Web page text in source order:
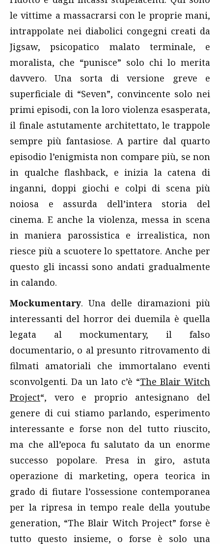
le vittime a massacrarsi con le proprie mani,
intrappolate nei diabolici congegni creati da
Jigsaw, psicopatico malato terminale, e
moralista, che “punisce” solo chi lo merita
davvero. Una sorta di versione greve e
superficiale di “Seven”, convincente solo nei
primi episodi, con la loro violenza esasperata,
il finale astutamente architettato, le trappole
sempre più fantasiose. A partire dal quarto
episodio l’enigmista non compare più, se non
in qualche flashback, e inizia la catena di
inganni, doppi giochi e colpi di scena più
noiosa e assurda dell’intera storia del
cinema. E anche la violenza, messa in scena
in maniera parossistica e irrealistica, non
riesce più a scuotere lo spettatore. Anche per
questo gli incassi sono andati gradualmente
in calando.
Mockumentary. Una delle diramazioni più
interessanti del horror dei duemila è quella
legata al mockumentary, il falso
documentario, o al presunto ritrovamento di
filmati amatoriali che immortalano eventi
sconvolgenti. Da un lato c’è “The Blair Witch
Project“, vero e proprio antesignano del
genere di cui stiamo parlando, esperimento
interessante e forse non del tutto riuscito,
ma che all’epoca fu salutato da un enorme
successo popolare. Presa in giro, astuta
operazione di marketing, opera teorica in
grado di fiutare l’ossessione contemporanea
per la ripresa in tempo reale della youtube
generation, “The Blair Witch Project” forse è
tutto questo insieme, o forse è solo una